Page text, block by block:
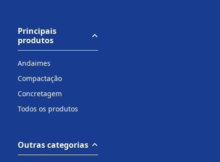
Principais
produtos
Andaimes
Compactação
Concretagem
Todos os produtos
Outras categorias